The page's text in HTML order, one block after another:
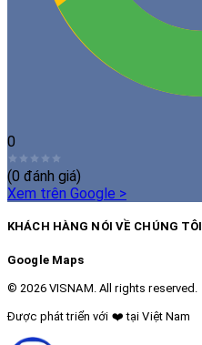
0
(0 đánh giá)
Xem trên Google >
KHÁCH HÀNG NÓI VỀ CHÚNG TÔI
Google Maps
© 2026 VISNAM. All rights reserved.
Được phát triển với ❤️ tại Việt Nam